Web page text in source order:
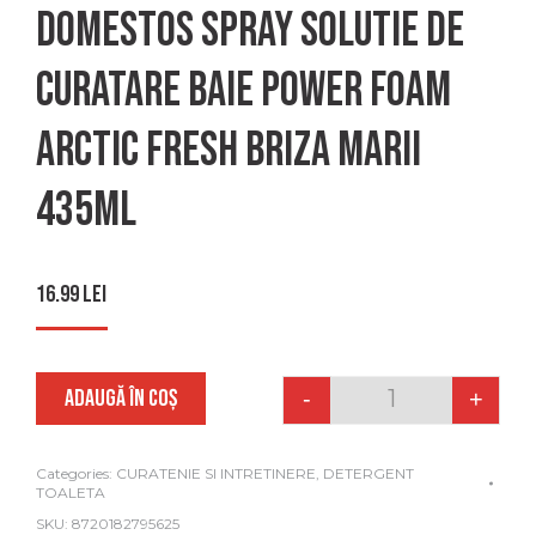
Domestos spray solutie de
curatare baie power foam
arctic fresh briza marii
435ml
16.99lei
Quantity
- +
ADAUGĂ ÎN COȘ
Categories: CURATENIE SI INTRETINERE DETERGENT
TOALETA
SKU: 8720182795625